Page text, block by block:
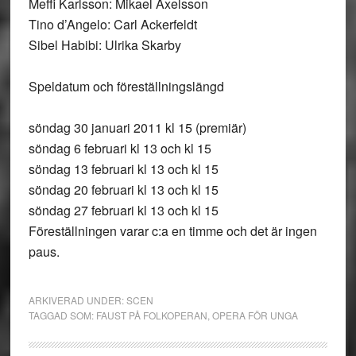
Tino d’Angelo: Carl Ackerfeldt
Sibel Habibi: Ulrika Skarby
Speldatum och föreställningslängd
söndag 30 januari 2011 kl 15 (premiär)
söndag 6 februari kl 13 och kl 15
söndag 13 februari kl 13 och kl 15
söndag 20 februari kl 13 och kl 15
söndag 27 februari kl 13 och kl 15
Föreställningen varar c:a en timme och det är ingen
paus.
ARKIVERAD UNDER:SCEN
TAGGAD SOM: FAUST PÅ FOLKOPERAN OPERA FÖR UNGA